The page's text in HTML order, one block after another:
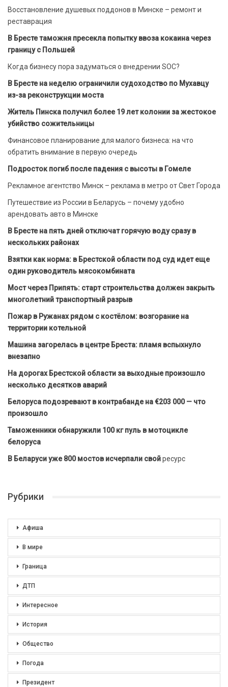
Восстановление душевых поддонов в Минске – ремонт и
реставрация
В Бресте таможня пресекла попытку ввоза кокаина через
границу с Польшей
Когда бизнесу пора задуматься о внедрении SOC?
В Бресте на неделю ограничили судоходство по Мухавцу
из-за реконструкции моста
Житель Пинска получил более 19 лет колонии за жестокое
убийство сожительницы
Финансовое планирование для малого бизнеса: на что
обратить внимание в первую очередь
Подросток погиб после падения с высоты в Гомеле
Рекламное агентство Минск – реклама в метро от Свет Города
Путешествие из России в Беларусь – почему удобно
арендовать авто в Минске
В Бресте на пять дней отключат горячую воду сразу в
нескольких районах
Взятки как норма: в Брестской области под суд идет еще
один руководитель мясокомбината
Мост через Припять: старт строительства должен закрыть
многолетний транспортный разрыв
Пожар в Ружанах рядом с костёлом: возгорание на
территории котельной
Машина загорелась в центре Бреста: пламя вспыхнуло
внезапно
На дорогах Брестской области за выходные произошло
несколько десятков аварий
Белоруса подозревают в контрабанде на €203 000 — что
произошло
Таможенники обнаружили 100 кг пуль в мотоцикле
белоруса
В Беларуси уже 800 мостов исчерпали свойресурс
Рубрики
Афиша
В мире
Граница
ДТП
Интересное
История
Общество
Погода
Президент